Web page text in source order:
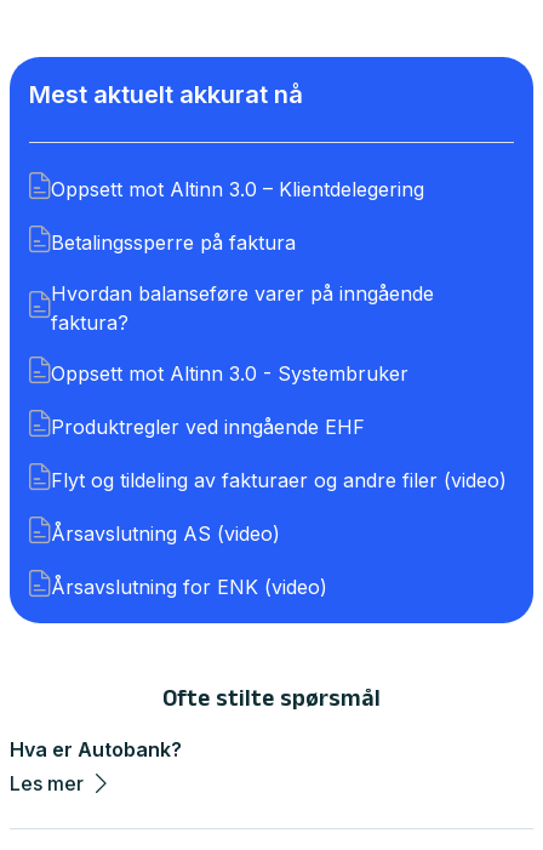
Mest aktuelt akkurat nå
Oppsett mot Altinn 3.0 – Klientdelegering
Betalingssperre på faktura
Hvordan balanseføre varer på inngående
faktura?
Oppsett mot Altinn 3.0 - Systembruker
Produktregler ved inngående EHF
Flyt og tildeling av fakturaer og andre filer (video)
Årsavslutning AS (video)
Årsavslutning for ENK (video)
Ofte stilte spørsmål
Hva er Autobank?
Les mer